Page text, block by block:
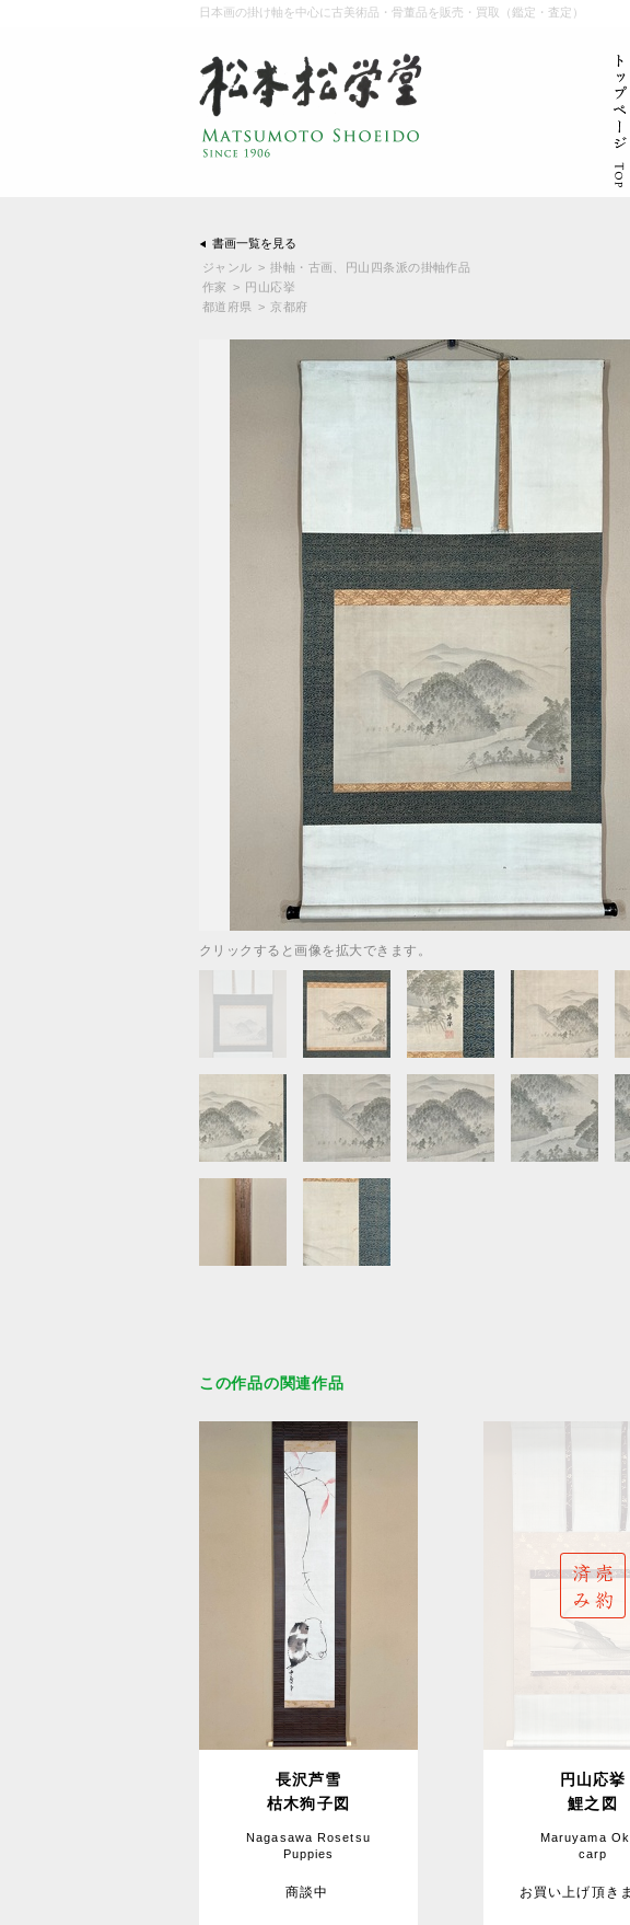
日本画の掛け軸を中心に古美術品・骨董品を販売・買取（鑑定・査定）
書画一覧を見る
ジャンル > 掛軸・古画
円山四条派の掛軸作品
作家 > 円山応挙
都道府県 > 京都府
クリックすると画像を拡大できます。
この作品の関連作品
長沢芦雪
枯木狗子図
Nagasawa Rosetsu
Puppies
商談中
円山応挙
鯉之図
Maruyama
carp
お買い上げ頂き